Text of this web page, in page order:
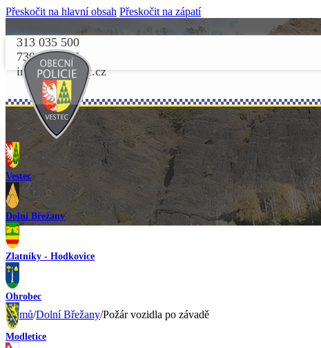
Přeskočit na hlavní obsah Přeskočit na zápatí
313 035 500
739 156 156
info@opvestec.cz
Vestec
Dolní Břežany
Zlatníky - Hodkovice
Ohrobec
Modletice
Domů/Dolní Břežany/Požár vozidla po závadě